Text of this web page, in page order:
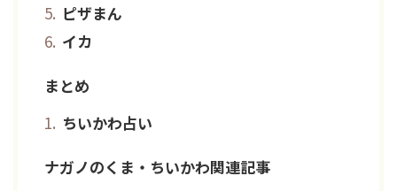
ピザまん
イカ
まとめ
ちいかわ占い
ナガノのくま・ちいかわ関連記事